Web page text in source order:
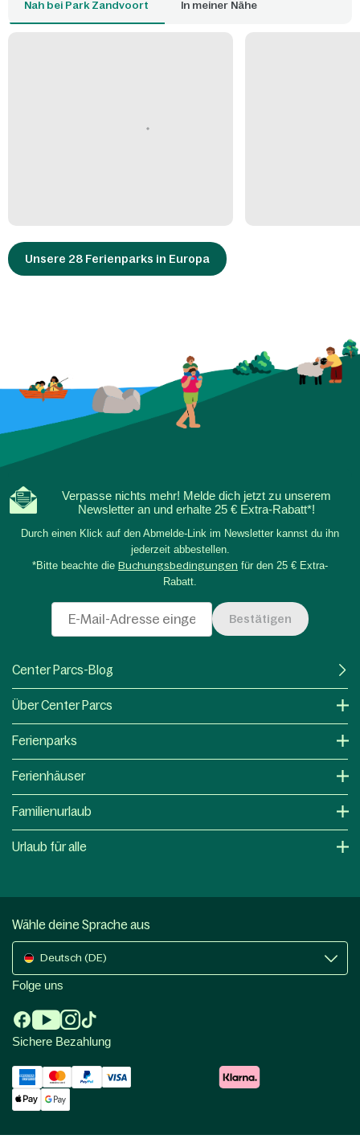
Nah bei Park Zandvoort In meiner Nähe
Unsere 28 Ferienparks in Europa
Verpasse nichts mehr! Melde dich jetzt zu unserem
Newsletter an und erhalte 25 € Extra-Rabatt*!
Durch einen Klick auf den Abmelde-Link im Newsletter kannst du ihn
jederzeit abbestellen.
*Bitte beachte die Buchungsbedingungen für den 25 € Extra-
Rabatt.
Bestätigen
Center Parcs-Blog
Über Center Parcs
Ferienparks
Ferienhäuser
Familienurlaub
Urlaub für alle
Wähle deine Sprache aus
Deutsch (DE)
Folge uns
Sichere Bezahlung